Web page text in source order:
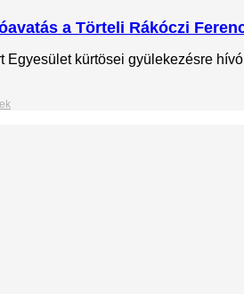
a Törteli Rákóczi
Egyesület kürtösei gyülekezésre